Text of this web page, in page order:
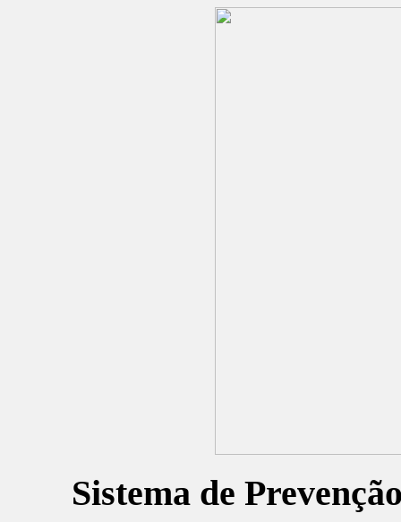
Sistema de